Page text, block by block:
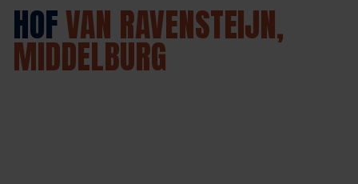
Deuren
Kozijnen
Eengezinswoning
Meergezinswoning
Aannemer
Architect
Inbraakwerend
Brandwerend
mijndeur.nl
Webshop
Blog
Organisatie
HOFVAN RAVENSTEIJN,
MIDDELBURG